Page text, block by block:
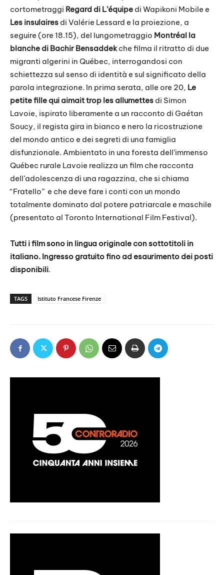
cortometraggi Regard di L’équipe di Wapikoni Mobile e
Les insulaires di Valérie Lessard e la proiezione, a
seguire (ore 18.15), del lungometraggio Montréal la
blanche di Bachir Bensaddekche filma il ritratto di due
migranti algerini in Québec, interrogandosi con
schiettezza sul senso di identità e sul significato della
parola integrazione. In prima serata, alle ore 20, Le
petite fille qui aimait trop les allumettes di Simon
Lavoie, ispirato liberamente a un racconto di Gaétan
Soucy, il regista gira in bianco e nero la ricostruzione
del mondo antico e dei segreti di una famiglia
disfunzionale. Ambientato in una foresta dell’immenso
Québec rurale Lavoie realizza un film che racconta
dell’adolescenza di una ragazzina, che si chiama
“Fratello” e che deve fare i conti con un mondo
totalmente dominato dal potere patriarcale e maschile
(presentato al Toronto International Film Festival).
Tutti i film sono in lingua originale con sottotitoli in
italiano. Ingresso gratuito fino ad esaurimento dei posti
disponibili.
TAGS Istituto Francese Firenze